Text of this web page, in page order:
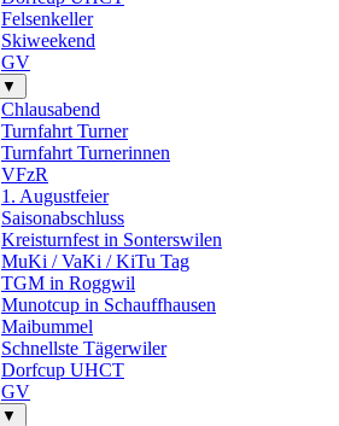
Felsenkeller
Skiweekend
GV
▼
Chlausabend
Turnfahrt Turner
Turnfahrt Turnerinnen
VFzR
1. Augustfeier
Saisonabschluss
Kreisturnfest in Sonterswilen
MuKi / VaKi / KiTu Tag
TGM in Roggwil
Munotcup in Schauffhausen
Maibummel
Schnellste Tägerwiler
Dorfcup UHCT
GV
▼